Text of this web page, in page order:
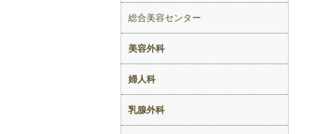
総合美容センター
美容外科
婦人科
乳腺外科